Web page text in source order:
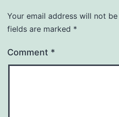
Your email address will not
fields are marked *
Comment *